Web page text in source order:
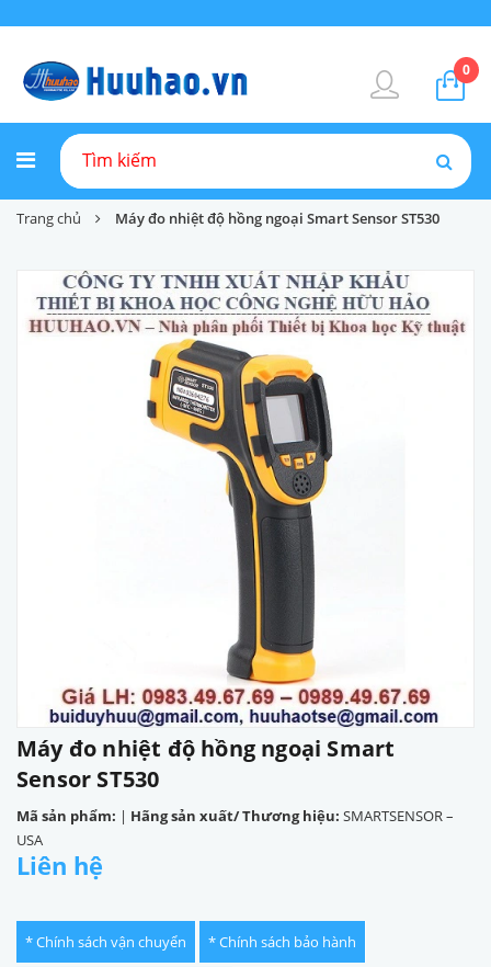
0
Trang chủ Máy đo nhiệt độ hồng ngoại Smart Sensor ST530
Máy đo nhiệt độ hồng ngoại Smart
Sensor ST530
Mã sản phẩm: | Hãng sản xuất/ Thương hiệu: SMARTSENSOR –
USA
Liên hệ
* Chính sách vận chuyển * Chính sách bảo hành